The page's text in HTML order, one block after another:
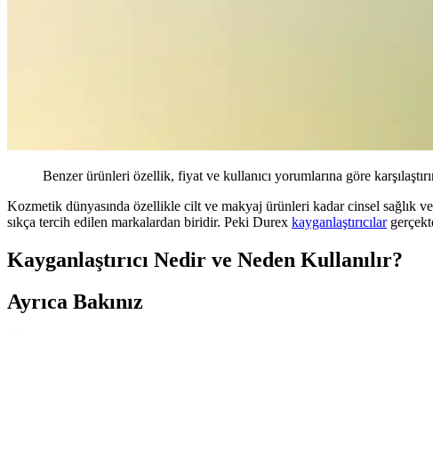
Benzer ürünleri özellik, fiyat ve kullanıcı yorumlarına göre
Kozmetik dünyasında özellikle cilt ve makyaj ürünleri kadar cinsel sağlık
sıkça tercih edilen markalardan biridir. Peki Durex kayganlaştırıcılar
Kayganlaştırıcı Nedir ve Neden Kullanılır?
Ayrıca Bakınız